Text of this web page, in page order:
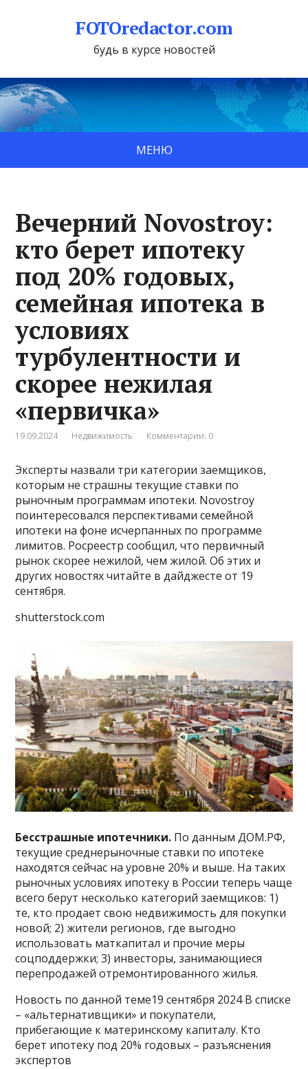
FOTOredactor.com
будь в курсе новостей
МЕНЮ
Вечерний Novostroy:
кто берет ипотеку
под 20% годовых,
семейная ипотека в
условиях
турбулентности и
скорее нежилая
«первичка»
19.09.2024 Недвижимость Комментарии: 0
Эксперты назвали три категории заемщиков,
которым не страшны текущие ставки по
рыночным программам ипотеки. Novostroy
поинтересовался перспективами семейной
ипотеки на фоне исчерпанных по программе
лимитов. Росреестр сообщил, что первичный
рынок скорее нежилой, чем жилой. Об этих и
других новостях читайте в дайджесте от 19
сентября.
shutterstock.com
Бесстрашные ипотечники. По данным ДOМ.РФ,
текущие среднерыночные ставки по ипотеке
находятся сейчас на уровне 20% и выше. На таких
рыночных условиях ипотеку в России теперь чаще
всего берут несколько категорий заемщиков: 1)
те, кто продает свою недвижимость для покупки
новой; 2) жители регионов, где выгодно
использовать маткапитал и прочие меры
соцподдержки; 3) инвесторы, занимающиеся
перепродажей отремонтированного жилья.
Новость по данной теме19 сентября 2024 В списке
– «альтернативщики» и покупатели,
прибегающие к материнскому капиталу. Кто
берет ипотеку под 20% годовых – разъяснения
экспертов